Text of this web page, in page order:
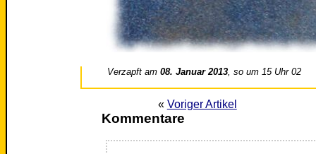
Verzapft am08. Januar 2013, so um 15 Uhr 02
« Voriger Artikel
Kommentare